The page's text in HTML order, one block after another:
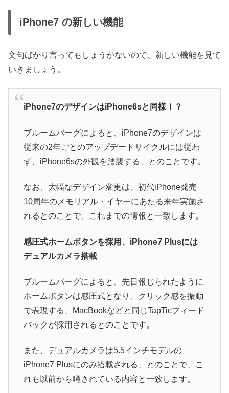
iPhone7 の新しい機能
文句ばかり言ってもしょうがないので、新しい機能を見て
いきましょう。
iPhone7のデザインはiPhone6sと同様！？
ブルームバーグによると、iPhone7のデザインは
従来の2年ごとのアップデートサイクルには従わ
ず、iPhone6sの外観を踏襲する、とのことです。
なお、大幅なデザイン変更は、初代iPhone発売
10周年のメモリアル・イヤーにあたる来年実施さ
れるとのことで、これまでの情報と一致します。
感圧式ホームボタンを採用、iPhone7 Plusには
デュアルカメラ搭載
ブルームバーグによると、先日報じられたように
ホームボタンは感圧式となり、クリック感を振動
で表現する、MacBookなどと同じTapTicフィード
バックが採用されるとのことです。
また、デュアルカメラは5.5インチモデルの
iPhone7 Plusにのみ搭載される、とのことで、こ
れも以前から噂されている内容と一致します。